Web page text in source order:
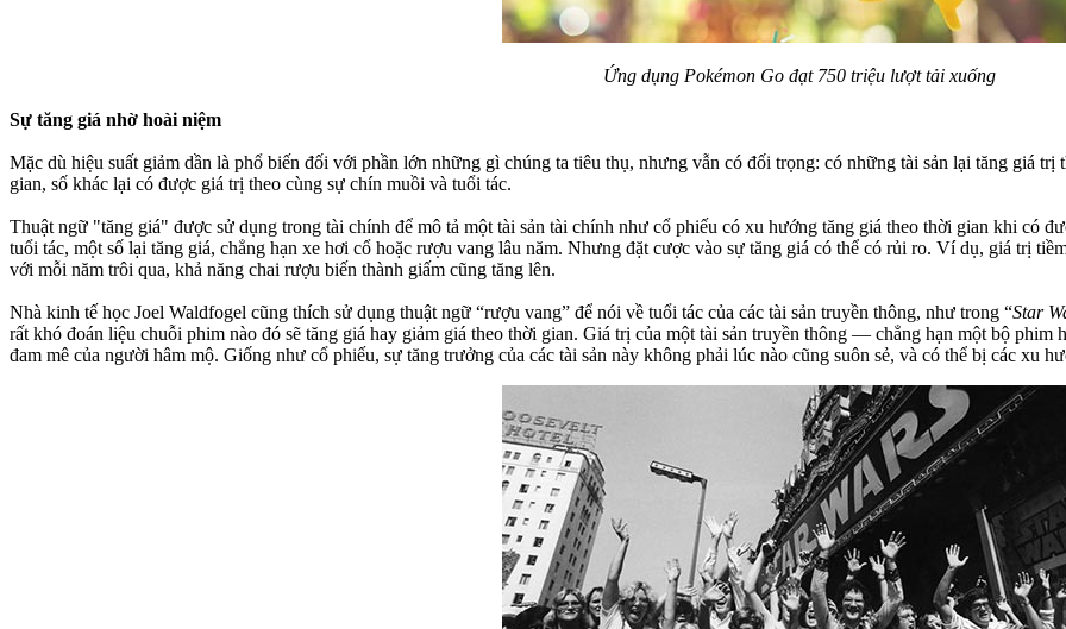
Ứng dụng Pokémon Go đạt 750 triệu lượt tải xuống
Sự tăng giá nhờ hoài niệm
Mặc dù hiệu suất giảm dần là phổ biến đối với phần lớn những gì chúng ta tiêu thụ, nhưng vẫn có đối trọng: có những tài sản lại tăng giá
gian, số khác lại có được giá trị theo cùng sự chín muồi và tuổi tác.
Thuật ngữ "tăng giá" được sử dụng trong tài chính để mô tả một tài sản tài chính như cổ phiếu có xu hướng tăng giá theo thời gian khi có
tuổi tác, một số lại tăng giá, chẳng hạn xe hơi cổ hoặc rượu vang lâu năm. Nhưng đặt cược vào sự tăng giá có thể có rủi ro. Ví dụ, giá trị
với mỗi năm trôi qua, khả năng chai rượu biến thành giấm cũng tăng lên.
Nhà kinh tế học Joel Waldfogel cũng thích sử dụng thuật ngữ “rượu vang” để nói về tuổi tác của các tài sản truyền thông, như trong “Star
rất khó đoán liệu chuỗi phim nào đó sẽ tăng giá hay giảm giá theo thời gian. Giá trị của một tài sản truyền thông — chẳng hạn một bộ
đam mê của người hâm mộ. Giống như cổ phiếu, sự tăng trưởng của các tài sản này không phải lúc nào cũng suôn sẻ, và có thể bị các xu